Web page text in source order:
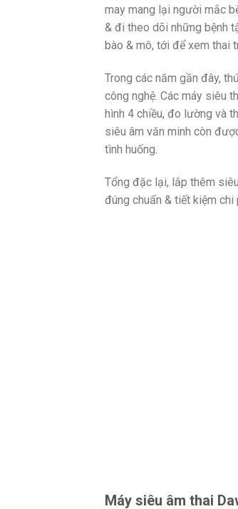
may mang lại người mắc
& đi theo dõi những bệnh
bào & mô, tới để xem thai
Trong các năm gần đây,
công nghệ. Các máy siêu
hình 4 chiều, đo lường và
siêu âm văn minh còn
tình huống.
Tổng đặc lại, lắp thêm
đúng chuẩn & tiết kiệm chi
Máy siêu âm thai